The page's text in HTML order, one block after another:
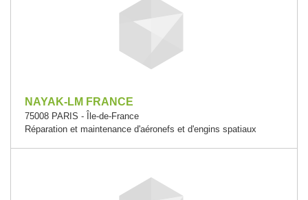
NAYAK-LM FRANCE
75008 PARIS - Île-de-France
Réparation et maintenance d'aéronefs et d'engins spatiaux